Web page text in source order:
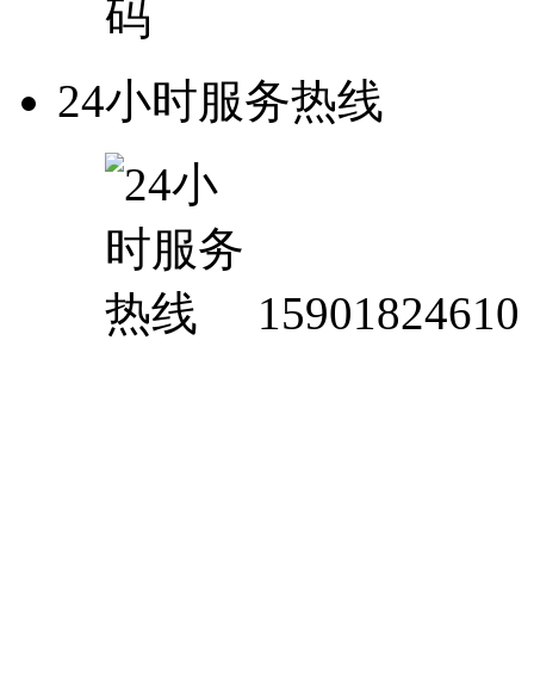
24小时服务热线
15901824610